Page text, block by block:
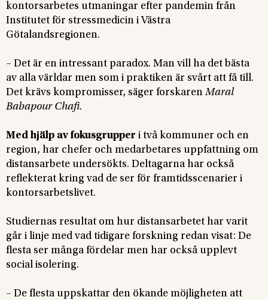
kontorsarbetes utmaningar efter pandemin från
Institutet för stressmedicin i Västra
Götalandsregionen.
– Det är en intressant paradox. Man vill ha det bästa
av alla världar men som i praktiken är svårt att få till.
Det krävs kompromisser, säger forskaren Maral
Babapour Chafi.
Med hjälp av fokusgrupper i två kommuner och en
region, har chefer och medarbetares uppfattning om
distansarbete undersökts. Deltagarna har också
reflekterat kring vad de ser för framtidsscenarier i
kontorsarbetslivet.
Studiernas resultat om hur distansarbetet har varit
går i linje med vad tidigare forskning redan visat: De
flesta ser många fördelar men har också upplevt
social isolering.
– De flesta uppskattar den ökande möjligheten att